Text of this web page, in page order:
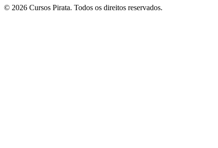
© 2026 Cursos Pirata. Todos os direitos reservados.